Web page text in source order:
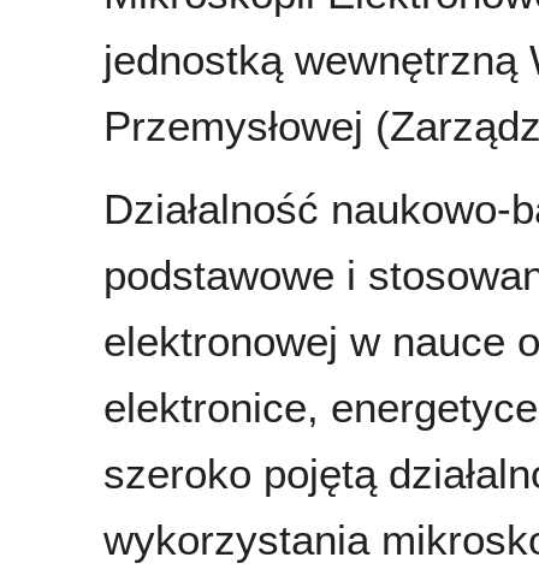
jednostką wewnętrzną
Przemysłowej
Działalność naukowo-
podstawowe i
elektronowej w nauce
elektronice,
szeroko pojętą
wykorzystania